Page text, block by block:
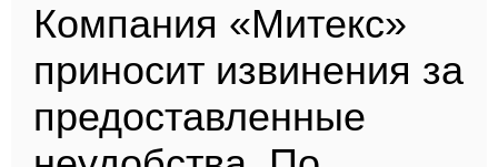
Компания «Митекс»
приносит извинения за
предоставленные